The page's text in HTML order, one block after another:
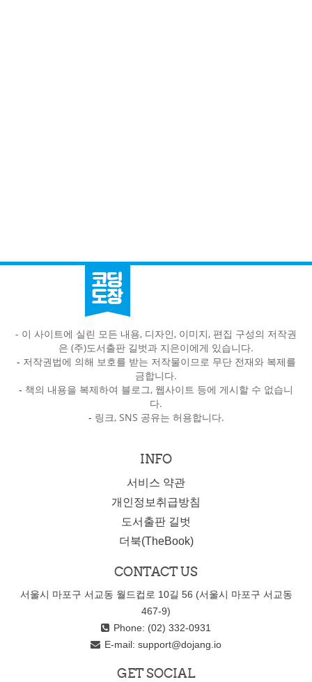
- 이 사이트에 실린 모든 내용, 디자인, 이미지, 편집 구성의 저작권
은 (주)도서출판 길벗과 지은이에게 있습니다.
- 저작권법에 의해 보호를 받는 저작물이므로 무단 전재와 복제를
금합니다.
- 책의 내용을 복제하여 블로그, 웹사이트 등에 게시할 수 없습니
다.
- 링크, SNS 공유는 허용합니다.
INFO
서비스 약관
개인정보취급방침
도서출판 길벗
더북(TheBook)
CONTACT US
서울시 마포구 서교동 월드컵로 10길 56 (서울시 마포구 서교동
467-9)
Phone: (02) 332-0931
E-mail: support@dojang.io
GET SOCIAL